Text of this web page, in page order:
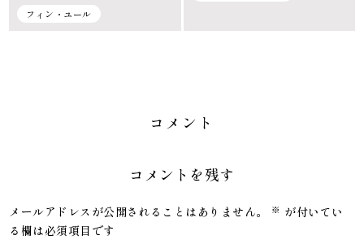
フィン・ユール
コメント
コメントを残す
メールアドレスが公開されることはありません。 ※ が付いてい
る欄は必須項目です